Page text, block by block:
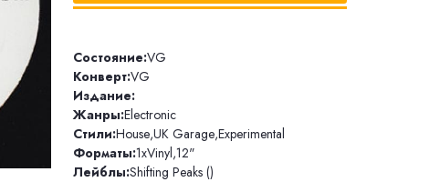
Состояние:VG
Конверт:VG
Издание:
Жанры:Electronic
Стили:House,UK Garage,Experimental
Форматы:1xVinyl,12"
Лейблы:Shifting Peaks ()